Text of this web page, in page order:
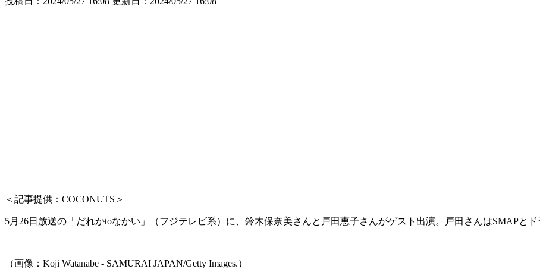
＜記事提供：COCONUTS＞
5月26日放送の「だれかtoなかい」（フジテレビ系）に、鈴木保奈美さんと戸田恵子さんがゲスト出演。戸田さんはSMAPと
（画像：Koji Watanabe - SAMURAI JAPAN/Getty Images.）